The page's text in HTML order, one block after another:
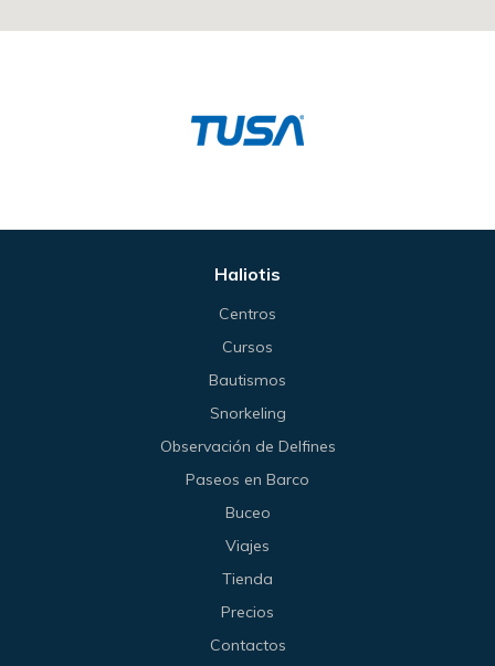
Haliotis
Centros
Cursos
Bautismos
Snorkeling
Observación de Delfines
Paseos en Barco
Buceo
Viajes
Tienda
Precios
Contactos